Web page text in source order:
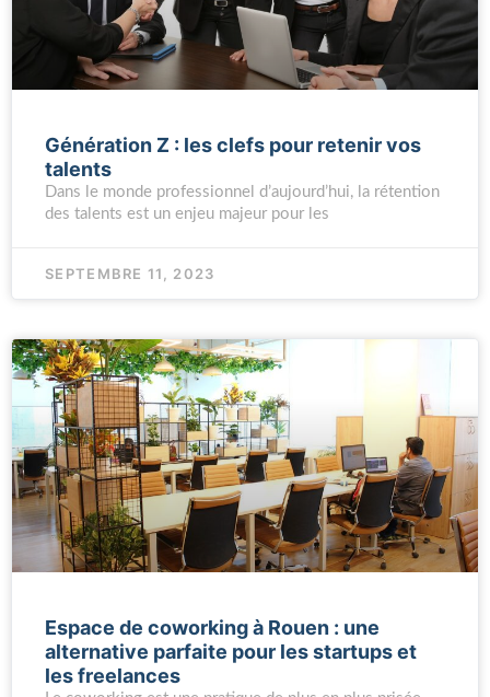
Génération Z : les clefs pour retenir vos
talents
Dans le monde professionnel d’aujourd’hui, la rétention
des talents est un enjeu majeur pour les
SEPTEMBRE 11, 2023
Espace de coworking à Rouen : une
alternative parfaite pour les startups et
les freelances